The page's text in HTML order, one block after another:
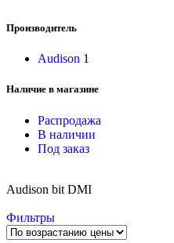
Производитель
Audison 1
Наличие в магазине
Распродажа
В наличии
Под заказ
Audison bit DMI
Фильтры